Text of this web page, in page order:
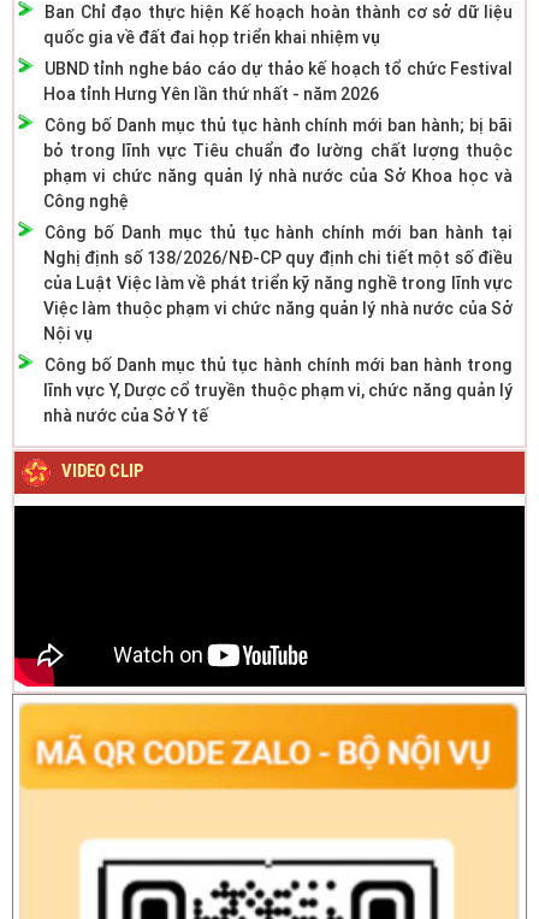
Ban Chỉ đạo thực hiện Kế hoạch hoàn thành cơ sở dữ liệu
quốc gia về đất đai họp triển khai nhiệm vụ
UBND tỉnh nghe báo cáo dự thảo kế hoạch tổ chức Festival
Hoa tỉnh Hưng Yên lần thứ nhất - năm 2026
Công bố Danh mục thủ tục hành chính mới ban hành; bị bãi
bỏ trong lĩnh vực Tiêu chuẩn đo lường chất lượng thuộc
phạm vi chức năng quản lý nhà nước của Sở Khoa học và
Công nghệ
Công bố Danh mục thủ tục hành chính mới ban hành tại
Nghị định số 138/2026/NĐ-CP quy định chi tiết một số điều
của Luật Việc làm về phát triển kỹ năng nghề trong lĩnh vực
Việc làm thuộc phạm vi chức năng quản lý nhà nước của Sở
Nội vụ
Công bố Danh mục thủ tục hành chính mới ban hành trong
lĩnh vực Y, Dược cổ truyền thuộc phạm vi, chức năng quản lý
nhà nước của Sở Y tế
VIDEO CLIP